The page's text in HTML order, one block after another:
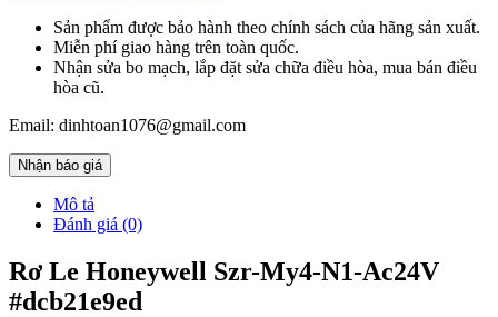
Sản phẩm được bảo hành theo chính sách của hãng sản xuất.
Miễn phí giao hàng trên toàn quốc.
Nhận sửa bo mạch, lắp đặt sửa chữa điều hòa, mua bán điều
hòa cũ.
Email: dinhtoan1076@gmail.com
Nhận báo giá
Mô tả
Đánh giá (0)
Rơ Le Honeywell Szr-My4-N1-Ac24V
#dcb21e9ed